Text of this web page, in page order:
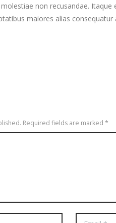
non recusandae.
maiores alias
Required fields are marked *